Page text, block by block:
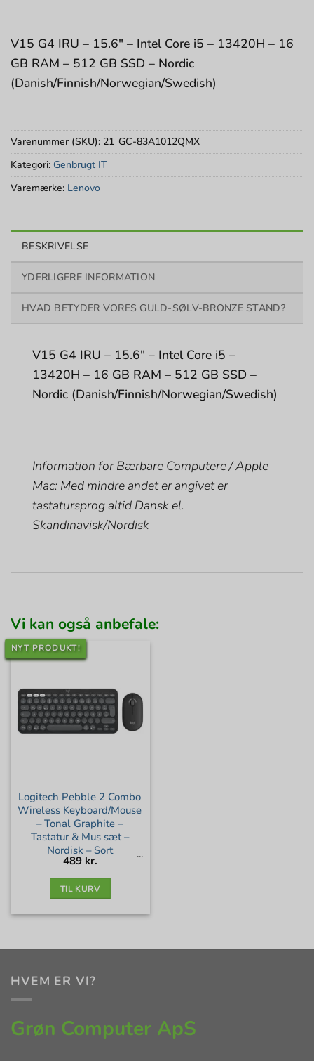
V15 G4 IRU – 15.6″ – Intel Core i5 – 13420H – 16
GB RAM – 512 GB SSD – Nordic
(Danish/Finnish/Norwegian/Swedish)
Varenummer (SKU): 21_GC-83A1012QMX
Kategori: Genbrugt IT
Varemærke: Lenovo
BESKRIVELSE
YDERLIGERE INFORMATION
HVAD BETYDER VORES GULD-SØLV-BRONZE STAND?
V15 G4 IRU – 15.6″ – Intel Core i5 –
13420H – 16 GB RAM – 512 GB SSD –
Nordic (Danish/Finnish/Norwegian/Swedish)
Information for Bærbare Computere / Apple
Mac: Med mindre andet er angivet er
tastatursprog altid Dansk el.
Skandinavisk/Nordisk
Vi kan også anbefale:
NYT PRODUKT!
Logitech Pebble 2 Combo
Wireless Keyboard/Mouse
– Tonal Graphite –
Tastatur & Mus sæt –
Nordisk – Sort
489 kr.
TIL KURV
HVEM ER VI?
Grøn Computer ApS